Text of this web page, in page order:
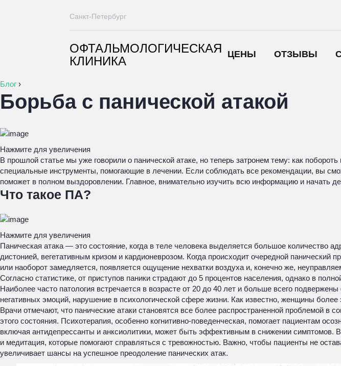
ОФТАЛЬМОЛОГИЧЕСКАЯ
КЛИНИКА
ЦЕНЫ ОТЗЫВЫ
Санкт-Петербург
Блог ›
Борьба с панической атакой
Нажмите для увеличения
В прошлой статье мы уже говорили о панической атаке, но теперь затронем тему: как
специальные инструменты, помогающие в лечении. Если соблюдать все рекомендации, вы
поможет в полном выздоровлении. Главное, внимательно изучить всю информацию и начать
Что такое ПА?
Нажмите для увеличения
Паническая атака — это состояние, когда в теле человека выделяется большое количество
дистонией, вегетативным кризом и кардионеврозом. Когда происходит очередной
или наоборот замедляется, появляется ощущение нехватки воздуха и, конечно же,
Согласно статистике, от приступов паники страдают до 5 процентов населения, однако в
Наиболее часто патология встречается в возрасте от 20 до 40 лет и больше всего
негативных эмоций, нарушение в психологической сфере жизни. Как известно, женщины
Врачи отмечают, что панические атаки становятся все более распространенной проблемой
этого состояния. Психотерапия, особенно когнитивно-поведенческая, помогает пациентам
включая антидепрессанты и анксиолитики, может быть эффективным в снижении симптомов.
и медитация, которые помогают справляться с тревожностью. Важно, чтобы пациенты не
увеличивает шансы на успешное преодоление панических атак.